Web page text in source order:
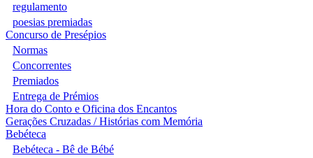
regulamento
poesias premiadas
Concurso de Presépios
Normas
Concorrentes
Premiados
Entrega de Prémios
Hora do Conto e Oficina dos Encantos
Gerações Cruzadas / Histórias com Memória
Bebéteca
Bebéteca - Bê de Bébé